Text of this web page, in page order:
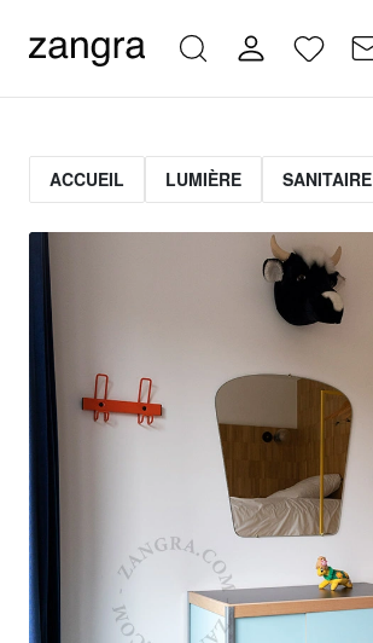
ACCUEIL LUMIÈRE SANITAIRE